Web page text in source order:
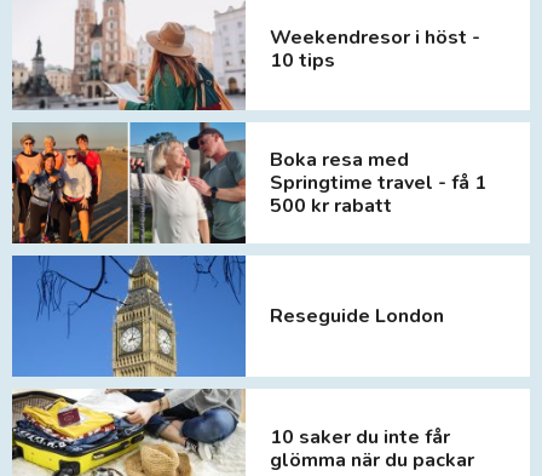
Weekendresor i höst -
10 tips
Boka resa med
Springtime travel - få 1
500 kr rabatt
Reseguide London
10 saker du inte får
glömma när du packar